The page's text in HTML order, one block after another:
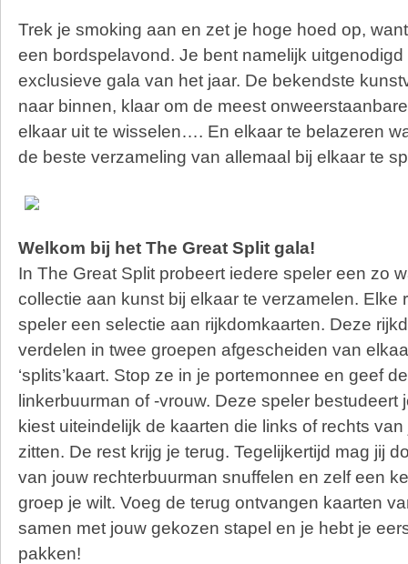
Trek je smoking aan en zet je hoge hoed op,
een bordspelavond. Je bent namelijk
exclusieve gala van het jaar. De bekendste
naar binnen, klaar om de meest
elkaar uit te wisselen…. En elkaar te belazeren
de beste verzameling van allemaal bij elkaar te
Welkom bij het The Great Split gala!
In The Great Split probeert iedere speler een zo
collectie aan kunst bij elkaar te verzamelen. Elke
speler een selectie aan rijkdomkaarten. Deze
verdelen in twee groepen afgescheiden van
‘splits’kaart. Stop ze in je portemonnee en geef
linkerbuurman of -vrouw. Deze speler bestudeert
kiest uiteindelijk de kaarten die links of rechts
zitten. De rest krijg je terug. Tegelijkertijd mag jij
van jouw rechterbuurman snuffelen en zelf een
groep je wilt. Voeg de terug ontvangen kaarten
samen met jouw gekozen stapel en je hebt je
pakken!